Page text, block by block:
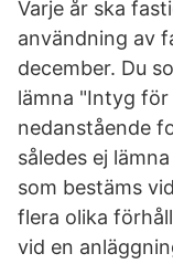
Varje år ska
användning av
december. Du
lämna "Intyg
nedanstående
således ej
som bestäms
flera olika
vid en